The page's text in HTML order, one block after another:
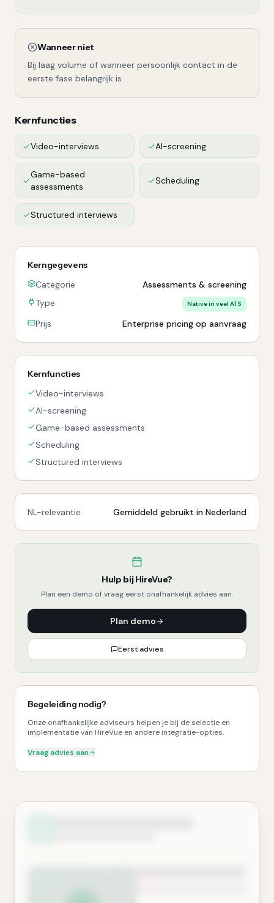
Wanneer niet
Bij laag volume of wanneer persoonlijk contact in de
eerste fase belangrijk is.
Kernfuncties
Video-interviews AI-screening
Game-based
assessments
Scheduling
Structured interviews
Kerngegevens
Categorie
Assessments & screening
Type
Native in veel ATS
Prijs Enterprise pricing op aanvraag
Kernfuncties
Video-interviews
AI-screening
Game-based assessments
Scheduling
Structured interviews
NL-relevantie Gemiddeld gebruikt in Nederland
Hulp bijHireVue?
Plan een demo of vraag eerst onafhankelijk advies aan.
Plan demo
Eerst advies
Begeleiding nodig?
Onze onafhankelijke adviseurs helpen je bij de selectie en
implementatie van HireVue en andere integratie-opties.
Vraag advies aan